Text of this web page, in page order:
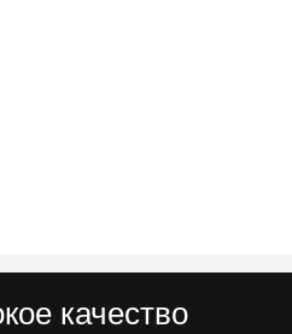
качество